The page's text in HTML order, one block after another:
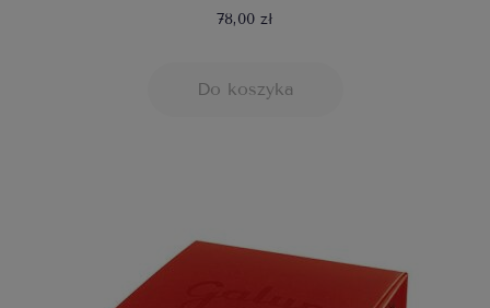
78,00 zł
Do koszyka